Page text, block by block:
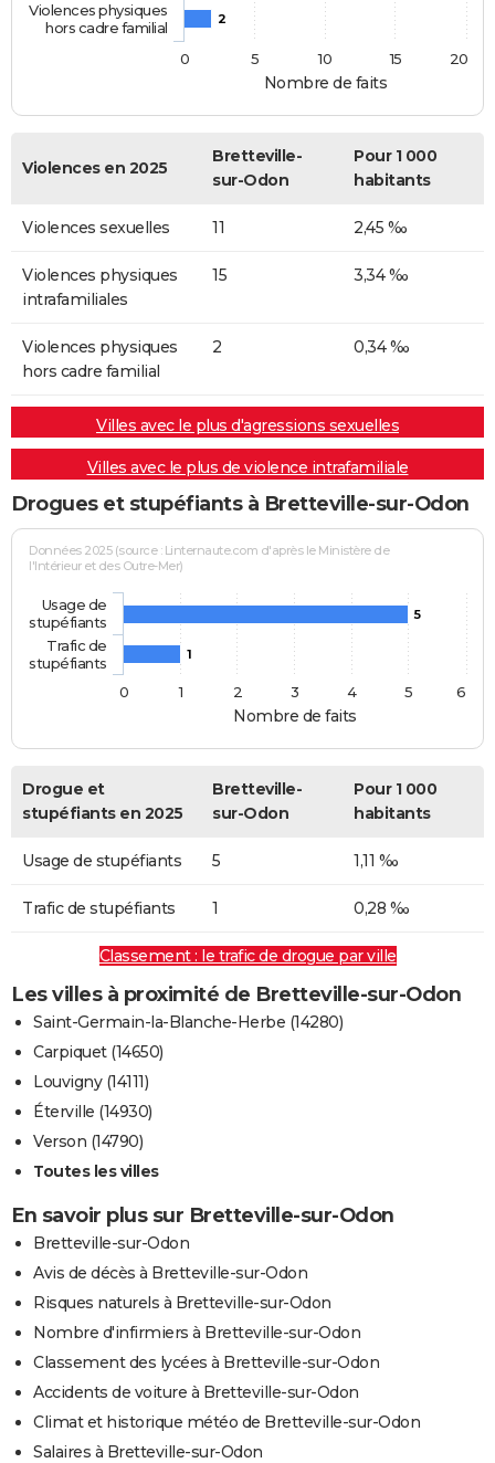
Nombre de faits
2
Violences physiques
hors cadre familial
0
5 10 15 20
Violences en 2025
Bretteville-
sur-Odon
Pour 1 000
habitants
Violences sexuelles 11 2,45 ‰
Violences physiques
intrafamiliales
15 3,34 ‰
Violences physiques
hors cadre familial
2 0,34 ‰
Villes avec le plus d'agressions sexuelles
Villes avec le plus de violence intrafamiliale
Drogues et stupéfiants à Bretteville-sur-Odon
Nombre de faits
Données 2025 (source : Linternaute.com d'après le Ministère de
l'Intérieur et des Outre-Mer)
5
1
Usage de
stupéfiants
Trafic de
stupéfiants
0
1 2 3 4 5 6
Drogue et
stupéfiants en 2025
Bretteville-
sur-Odon
Pour 1 000
habitants
Usage de stupéfiants 5 1,11 ‰
Trafic de stupéfiants 1 0,28 ‰
Classement : le trafic de drogue par ville
Les villes à proximité de Bretteville-sur-Odon
Saint-Germain-la-Blanche-Herbe (14280)
Carpiquet (14650)
Louvigny (14111)
Éterville (14930)
Verson (14790)
Toutes les villes
En savoir plus sur Bretteville-sur-Odon
Bretteville-sur-Odon
Avis de décès à Bretteville-sur-Odon
Risques naturels à Bretteville-sur-Odon
Nombre d'infirmiers à Bretteville-sur-Odon
Classement des lycées à Bretteville-sur-Odon
Accidents de voiture à Bretteville-sur-Odon
Climat et historique météo de Bretteville-sur-Odon
Salaires à Bretteville-sur-Odon